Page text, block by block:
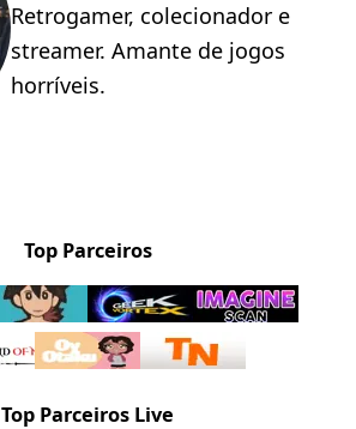
Retrogamer, colecionador e
streamer. Amante de jogos
horríveis.
Top Parceiros
Top Parceiros Live